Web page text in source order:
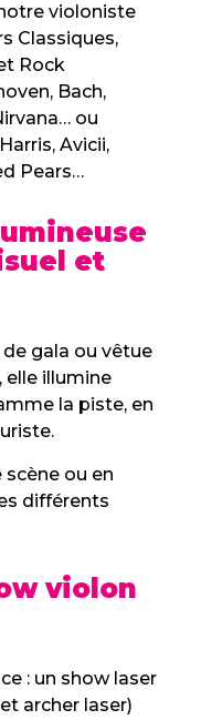
violoniste
Classiques,
Rock
Bach,
ou
Avicii,
Pears…
et
gala ou vêtue
elle illumine
la piste, en
scène ou en
différents
violon
: un show laser
archer laser)